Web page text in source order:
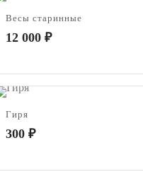
Весы старинные
12 000 ₽
Гиря
300 ₽